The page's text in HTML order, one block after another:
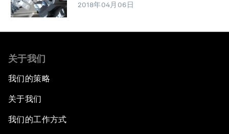
2018年04月06日
关于我们
我们的策略
关于我们
我们的工作方式